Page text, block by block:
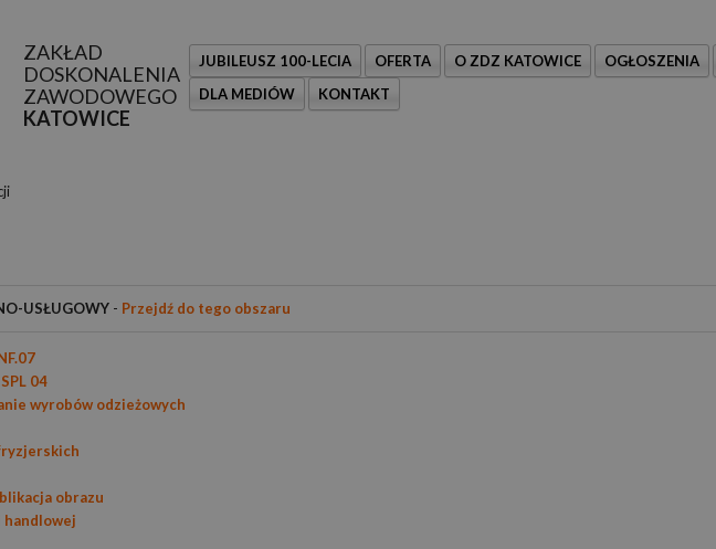
ZAKŁAD
DOSKONALENIA
ZAWODOWEGO
KATOWICE
JUBILEUSZ 100-LECIA OFERTA O ZDZ KATOWICE OGŁOSZENIA
DLA MEDIÓW
KONTAKT
USŁUGOWY - Przejdź do tego obszaru
04
wyrobów odzieżowych
obrazu
handlowej